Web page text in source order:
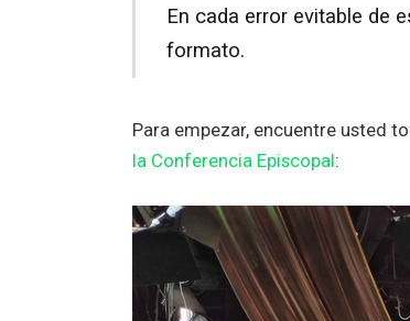
En cada error evitable de
formato.
Para empezar, encuentre usted
la Conferencia Episcopal :